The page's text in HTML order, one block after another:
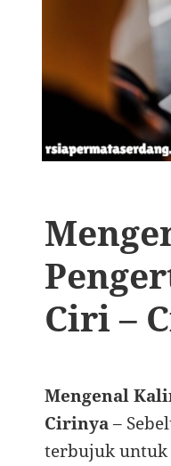
Ciri –
Mengenal
Cirinya–
terbujuk untuk